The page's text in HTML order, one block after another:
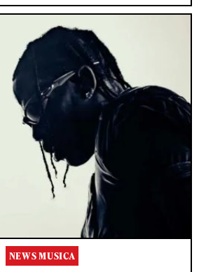
NEWS MUSICA